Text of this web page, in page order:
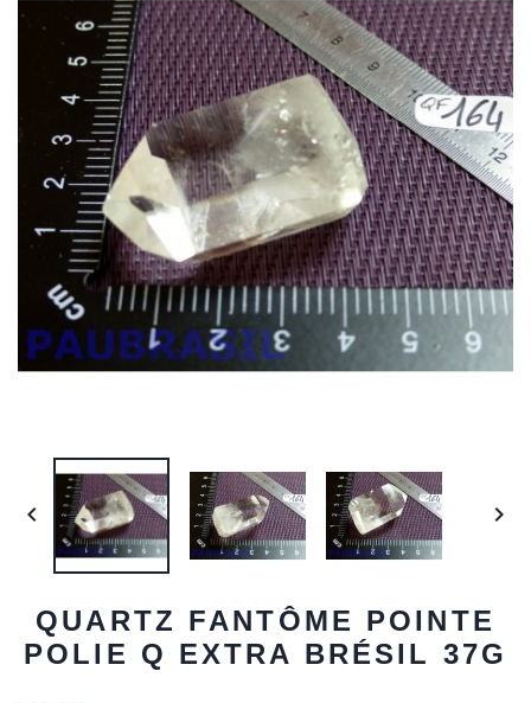
 
QUARTZ FANTÔME POINTE
POLIE Q EXTRA BRÉSIL 37G